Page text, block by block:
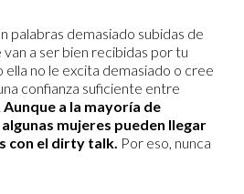
palabras demasiado subidas de
a ser bien recibidas por tu
ella no le excita demasiado o cree
confianza suficiente entre
Aunque a la mayoría de
mujeres pueden llegar
con el dirty talk. Por eso, nunca